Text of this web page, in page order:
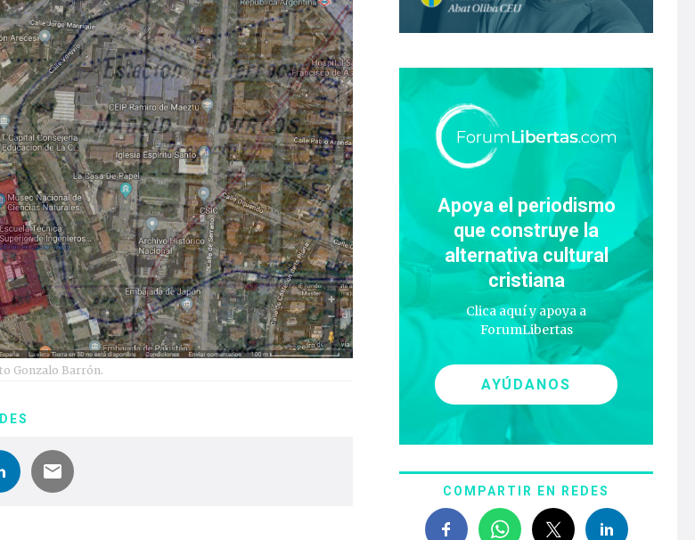
Gonzalo Barrón.
Apoya el periodismo
que construye la
alternativa cultural
cristiana
Clica aquí y apoya a
ForumLibertas
AYÚDANOS
COMPARTIR EN REDES